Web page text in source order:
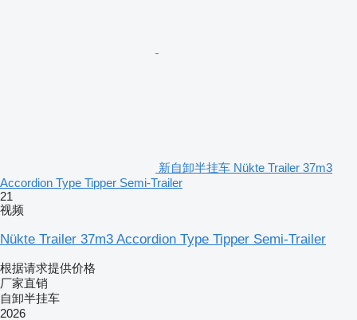
新自卸半挂车 Nükte Trailer 37m3
Accordion Type Tipper Semi-Trailer
21
视频
Nükte Trailer 37m3 Accordion Type Tipper Semi-Trailer
根据请求提供价格
厂家直销
自卸半挂车
2026